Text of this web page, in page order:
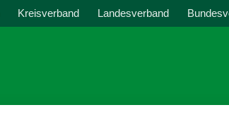
Kreisverband Landesverband